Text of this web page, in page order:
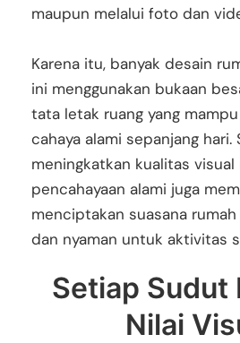
maupun melalui foto dan
Karena itu, banyak desain
ini menggunakan bukaan
tata letak ruang yang
cahaya alami sepanjang hari.
meningkatkan kualitas visual
pencahayaan alami juga
menciptakan suasana
dan nyaman untuk aktivitas
Setiap Sudut
Nilai